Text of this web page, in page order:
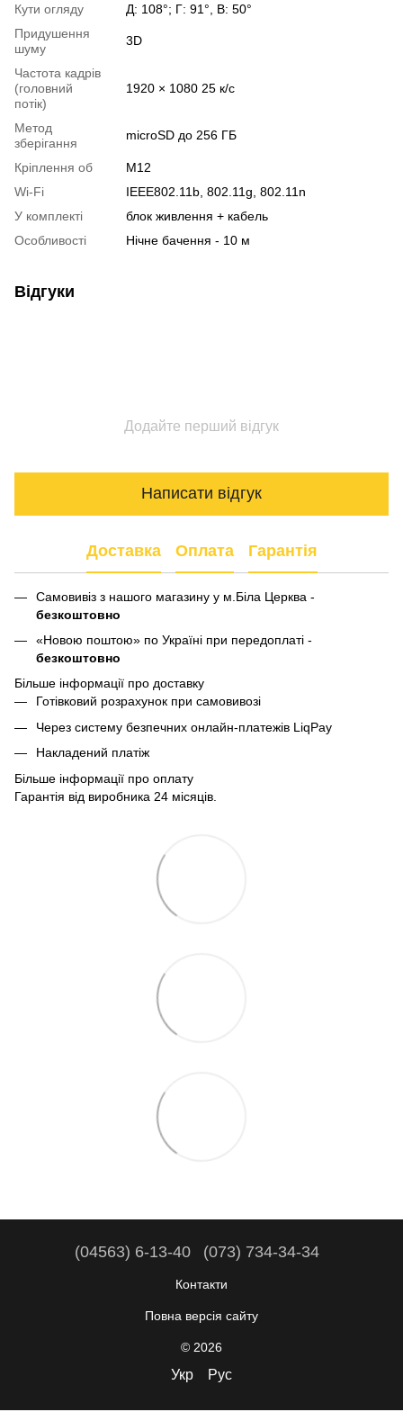
Кути огляду
Д: 108°; Г: 91°, В: 50°
Придушення
шуму
3D
Частота кадрів
(головний
потік)
1920 × 1080 25 к/с
Метод
зберігання
microSD до 256 ГБ
Кріплення об
M12
Wi-Fi
IEEE802.11b, 802.11g, 802.11n
У комплекті
блок живлення + кабель
Особливості
Нічне бачення - 10 м
Відгуки
Додайте перший відгук
Написати відгук
Доставка Оплата Гарантія
Самовивіз з нашого магазину у м.Біла Церква -
безкоштовно
«Новою поштою» по Україні при передоплаті -
безкоштовно
Більше інформації про доставку
Готівковий розрахунок при самовивозі
Через систему безпечних онлайн-платежів LiqPay
Накладений платіж
Більше інформації про оплату
Гарантія від виробника 24 місяців.
(04563) 6-13-40 (073) 734-34-34
Контакти
Повна версія сайту
© 2026
Укр Рус